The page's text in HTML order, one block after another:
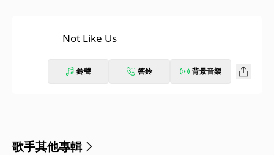
Not Like Us
鈴聲 答鈴 背景音樂
歌手其他專輯